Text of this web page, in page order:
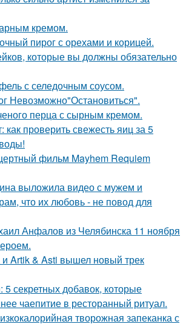
кремом.
пирог с орехами и корицей.
которые вы должны обязательно
с селедочным соусом.
Невозможно"Остановиться".
перца с сырным кремом.
как проверить свежесть яиц за 5
фильм Mayhem Requiem
выложила видео с мужем и
что их любовь - не повод для
Анфалов из Челябинска 11 ноября
и Artik & Asti вышел новый трек
5 секретных добавок, которые
чаепитие в ресторанный ритуал.
творожная запеканка с